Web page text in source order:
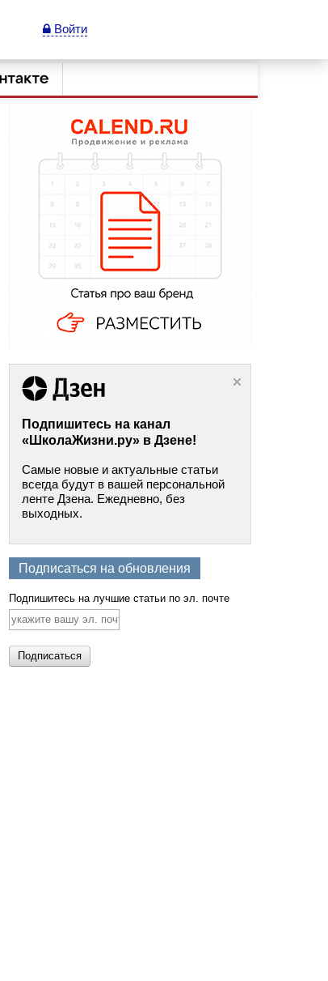
Войти
Подпишитесь на канал
«ШколаЖизни.ру» в Дзене!
Самые новые и актуальные статьи
всегда будут в вашей персональной
ленте Дзена. Ежедневно, без
выходных.
Подписаться на обновления
Подпишитесь на лучшие статьи по эл. почте